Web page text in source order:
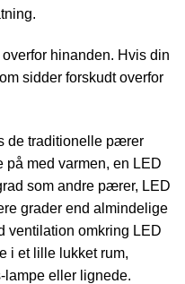
overfor hinanden. Hvis din
sidder forskudt overfor
de traditionelle pærer
med varmen, en LED
som andre pærer, LED
grader end almindelige
ventilation omkring LED
i et lille lukket rum,
eller lignede.